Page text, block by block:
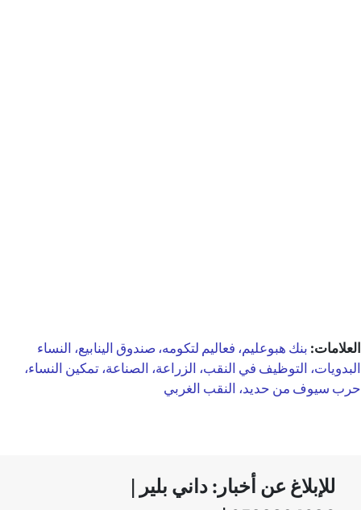
العلامات: بنك هبوعليم، فعاليم لتكومه، صندوق الينابيع، النساء
البدويات، التوظيف في النقب، الزراعة، الصناعة، تمكين النساء،
حرب سيوف من حديد، النقب الغربي
للإبلاغ عن أخبار: داني بلير |